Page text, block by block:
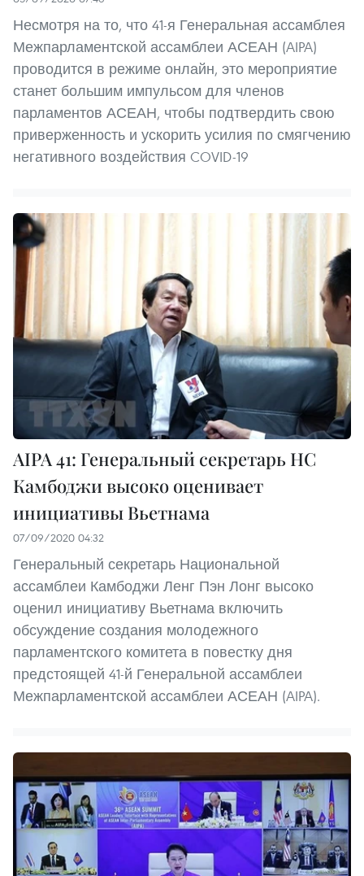
Несмотря на то, что 41-я Генеральная ассамблея
Межпарламентской ассамблеи АСЕАН (AIPA)
проводится в режиме онлайн, это мероприятие
станет большим импульсом для членов
парламентов АСЕАН, чтобы подтвердить свою
приверженность и ускорить усилия по смягчению
негативного воздействия COVID-19
AIPA 41: Генеральный секретарь НС
Камбоджи высоко оценивает
инициативы Вьетнама
07/09/2020 04:32
Генеральный секретарь Национальной
ассамблеи Камбоджи Ленг Пэн Лонг высоко
оценил инициативу Вьетнама включить
обсуждение создания молодежного
парламентского комитета в повестку дня
предстоящей 41-й Генеральной ассамблеи
Межпарламентской ассамблеи АСЕАН (AIPA).